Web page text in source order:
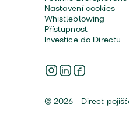
Nastavení cookies
Whistleblowing
Přístupnost
Investice do Directu
© 2026 - Direct